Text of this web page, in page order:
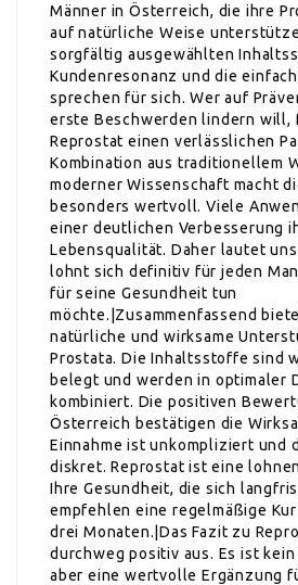
Männer in Österreich, die ihre
auf natürliche Weise
sorgfältig ausgewählten
Kundenresonanz und die
sprechen für sich. Wer auf
erste Beschwerden lindern will,
Reprostat einen verlässlichen
Kombination aus traditionellem
moderner Wissenschaft macht
besonders wertvoll. Viele
einer deutlichen Verbesserung
Lebensqualität. Daher lautet
lohnt sich definitiv für jeden
für seine Gesundheit tun
möchte.|Zusammenfassend
natürliche und wirksame
Prostata. Die Inhaltsstoffe sind
belegt und werden in optimaler
kombiniert. Die positiven
Österreich bestätigen die
Einnahme ist unkompliziert und
diskret. Reprostat ist eine
Ihre Gesundheit, die sich
empfehlen eine regelmäßige
drei Monaten.|Das Fazit zu
durchweg positiv aus. Es ist
aber eine wertvolle Ergänzung